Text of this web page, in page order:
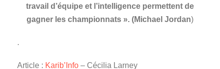
travail d’équipe et l’intelligence permettent de
gagner les championnats ». (Michael Jordan)
.
Article : Karib’Info – Cécilia Larney